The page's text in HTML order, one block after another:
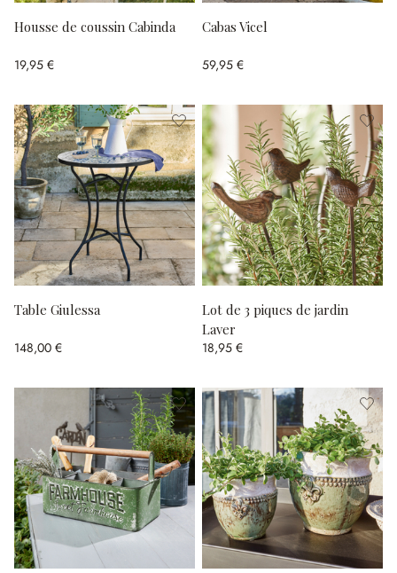
Housse de coussin Cabinda
19,95 €
Cabas Vicel
59,95 €
Table Giulessa
148,00 €
Lot de 3 piques de jardin
Laver
18,95 €